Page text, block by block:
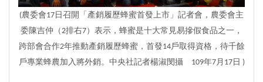
(農委會17日召開「產銷履歷蜂蜜首發上市」記者會，農委會主
委陳吉仲（2排右7）表示，蜂蜜是十大常見易摻假食品之一，
跨部會合作2年推動產銷履歷蜂蜜，首發14戶取得資格，待千餘
戶專業蜂農加入將外銷。中央社記者楊淑閔攝 109年7月17日 )